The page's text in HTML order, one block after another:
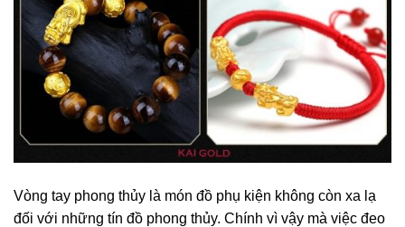
Vòng tay phong thủy là món đồ phụ kiện không còn xa lạ
đối với những tín đồ phong thủy. Chính vì vậy mà việc đeo